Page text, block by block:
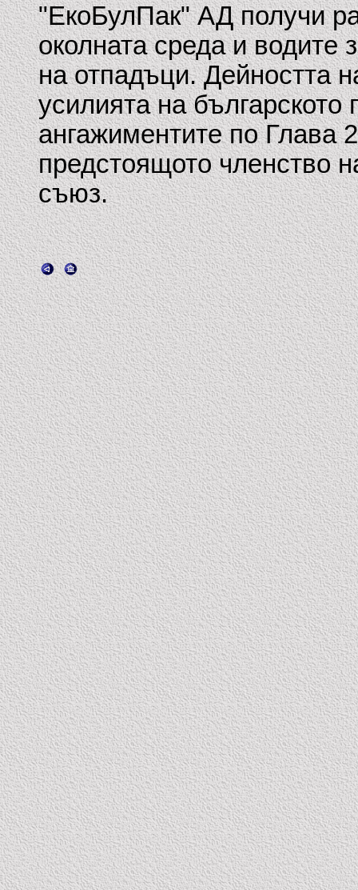
"ЕкоБулПак" АД получи
околната среда и водите
на отпадъци. Дейността
усилията на
ангажиментите по Глава
предстоящото членство
съюз.